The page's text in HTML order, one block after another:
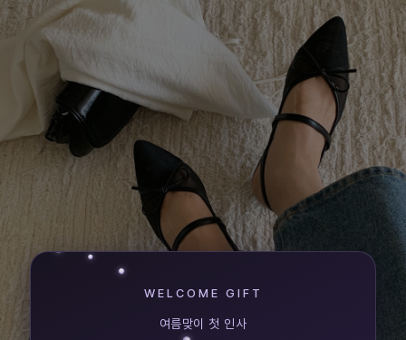
WELCOME GIFT
여름맞이 첫 인사